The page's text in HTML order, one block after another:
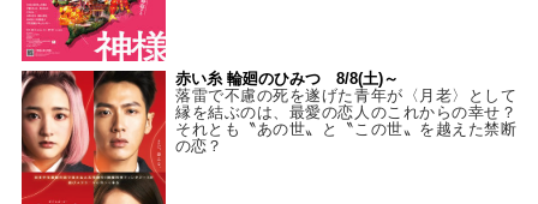
赤い糸 輪廻のひみつ 8/8(土)～
落雷で不慮の死を遂げた青年が〈月老〉として
縁を結ぶのは、最愛の恋人のこれからの幸せ？
それとも〝あの世〟と〝この世〟を越えた禁断
の恋？